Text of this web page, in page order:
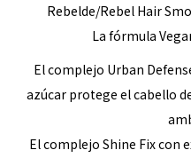
Rebelde/Rebel Hair
La fórmula
El complejo Urban
azúcar protege el cabello
El complejo Shine Fix con